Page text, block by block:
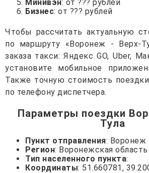
Минивэн: от ??? рублей
Бизнес: от ??? рублей
Чтобы рассчитать актуальную
по маршруту «Воронеж - Верх-
заказа такси: Яндекс GO, Uber,
установите мобильное
Также точную стоимость
по телефону диспетчера.
Параметры поездки
Тула
Пункт отправления: Воронеж
Регион: Воронежская область
Тип населенного пункта:
Координаты: 51.660781,